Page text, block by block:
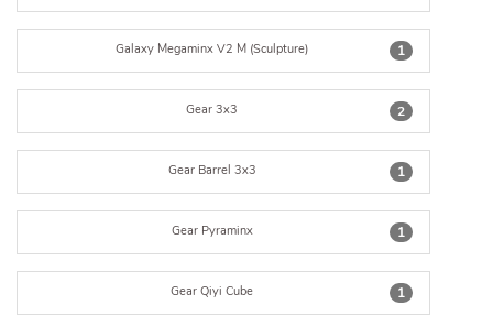
1
Galaxy Megaminx V2 M (Sculpture)
2
Gear 3x3
1
Gear Barrel 3x3
1
Gear Pyraminx
1
Gear Qiyi Cube